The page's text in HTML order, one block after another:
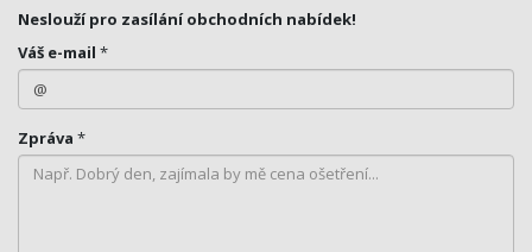
Neslouží pro zasílání obchodních nabídek!
Váš e-mail *
Zpráva *